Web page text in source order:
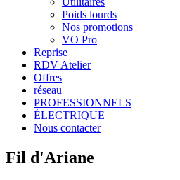
Poids lourds
Nos promotions
VO Pro
Reprise
RDV Atelier
Offres
réseau
PROFESSIONNELS
ÉLECTRIQUE
Nous contacter
Fil d'Ariane